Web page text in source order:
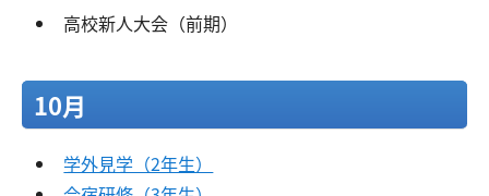
高校新人大会（前期）
10月
学外見学（2年生）